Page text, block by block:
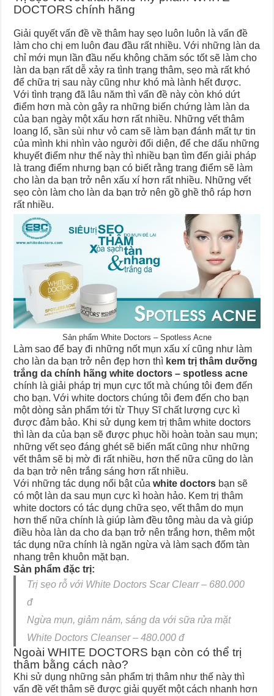
DOCTORS chính hãng
Giải quyết vấn đề về thâm hay sẹo luôn luôn là vấn đề
làm cho chị em luôn đau đầu rất nhiều. Với những làn da
chỉ mới mụn lần đầu nếu không chăm sóc tốt sẽ làm cho
làn da bạn rất dễ xảy ra tình trạng thâm, sẹo mà rất khó
để chữa trị sau này cũng như khó mà lành hết được.
Với tình trạng đã lâu năm thì vấn đề này còn khó dứt
điểm hơn mà còn gây ra những biến chứng làm làn da
của bạn ngày một xấu hơn rất nhiều. Những vết thâm
loang lổ, sần sùi như vỏ cam sẽ làm bạn đánh mất tự tin
của mình khi nhìn vào người đối diện, để che dấu những
khuyết điểm như thế này thì nhiều bạn tìm đến giải pháp
là trang điểm nhưng bạn có biết rằng trang điểm sẽ làm
cho làn da bạn trở nên xấu xí hơn rất nhiều. Những vết
sẹo còn làm cho làn da bạn trở nên gồ ghề thô ráp hơn
rất nhiều.
Sản phẩm White Doctors – Spotless Acne
Làm sao để bay đi những nốt mụn xấu xí cũng như làm
cho làn da bạn trở nên đẹp hơn thì kem trị thâm dưỡng
trắng da chính hãng white doctors – spotless acne
chính là giải pháp trị mụn cực tốt mà chúng tôi đem đến
cho bạn. Với white doctors chúng tôi đem đến cho bạn
một dòng sản phẩm tới từ Thụy Sĩ chất lượng cực kì
được đảm bảo. Khi sử dụng kem trị thâm white doctors
thì làn da của bạn sẽ được phục hồi hoàn toàn sau mụn;
những vết sẹo đáng ghét sẽ biến mất cũng như những
vết thâm sẽ bị mờ đi rất nhiều, hơn thế nữa cũng do làn
da bạn trở nên trắng sáng hơn rất nhiều.
Với những tác dụng nổi bật củawhite doctors bạn sẽ
có một làn da sau mụn cực kì hoàn hảo. Kem trị thâm
white doctors có tác dụng chữa sẹo, vết thâm do mụn
hơn thế nữa chính là giúp làm đều tông màu da và giúp
điều hòa làn da cho da bạn trở nên trắng hơn, thêm một
tác dụng nữa chính là ngăn ngừa và làm sạch đốm tàn
nhang trên khuôn mặt bạn.
Sản phẩm đặc trị:
Trị sẹo rỗ với White Doctors Scar Clearr – 680.000
đ
Ngừa mụn, giảm nám, sáng da với sữa rửa mặt
White Doctors Cleanser – 480.000 đ
Ngoài WHITE DOCTORS bạn còn có thể trị
thâm bằng cách nào?
Khi sử dụng những sản phẩm trị thâm như thế này thì
vấn đề vết thâm sẽ được giải quyết một cách nhanh hơn